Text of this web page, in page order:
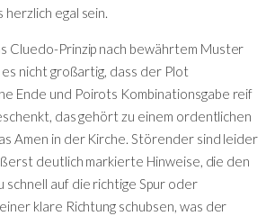
herzlich egal sein.
Cluedo-Prinzip nach bewährtem Muster
nicht großartig, dass der Plot
Ende und Poirots Kombinationsgabe reif
das gehört zu einem ordentlichen
Amen in der Kirche. Störender sind leider
deutlich markierte Hinweise, die den
schnell auf die richtige Spur oder
klare Richtung schubsen, was der